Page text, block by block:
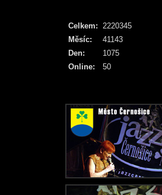
Online: 50
Celkem: 2220345
Měsíc:
41143
Den:
1075